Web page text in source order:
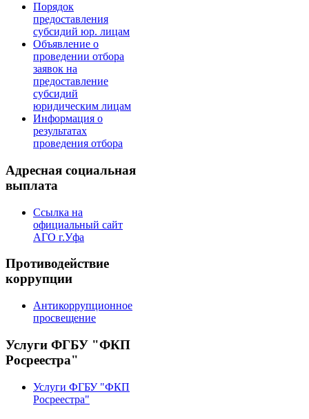
Порядок
предоставления
субсидий юр. лицам
Объявление о
проведении отбора
заявок на
предоставление
субсидий
юридическим лицам
Информация о
результатах
проведения отбора
Адресная социальная
выплата
Ссылка на
официальный сайт
АГО г.Уфа
Противодействие
коррупции
Антикоррупционное
просвещение
Услуги ФГБУ "ФКП
Росреестра"
Услуги ФГБУ "ФКП
Росреестра"